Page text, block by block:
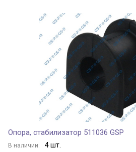
Опора, стабилизатор 511036 GSP
В наличии: 4 шт.